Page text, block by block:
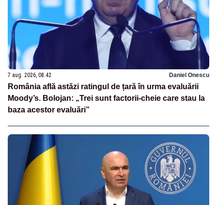
7 aug. 2026, 08:42 Daniel Onescu
România află astăzi ratingul de țară în urma evaluării
Moody’s. Bolojan: „Trei sunt factorii-cheie care stau la
baza acestor evaluări”